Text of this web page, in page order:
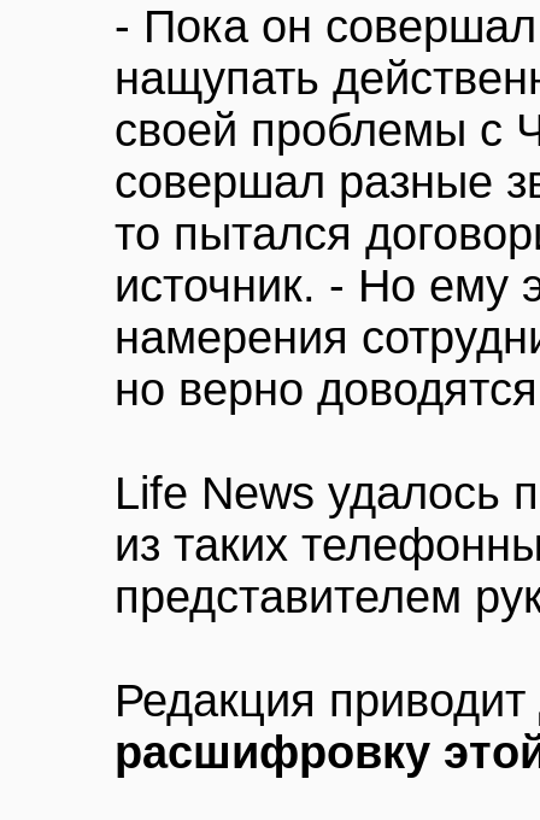
- Пока он совершал
нащупать
своей проблемы с
совершал разные
то пытался
источник. - Но ему
намерения
но верно
Life News удалось
из таких
представителем
Редакция приводит
расшифровку